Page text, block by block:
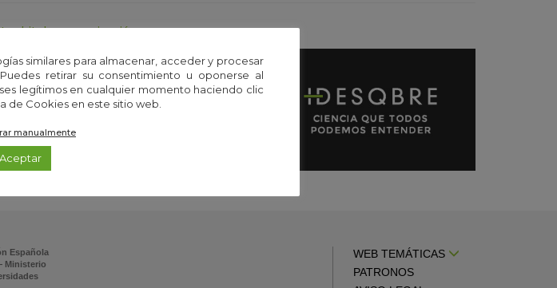
kit de comunicación
¿QUIERES CONTACTAR CON UN
CIENTÍFICO/A?CONSULTA LA GUÍA
EXPERTA
Española
Ministerio
WEB TEMÁTICAS
PATRONOS
similares para almacenar, acceder y procesar
retirar su consentimiento u oponerse al
legítimos en cualquier momento haciendo clic
de Cookies en este sitio web.
manualmente
Aceptar